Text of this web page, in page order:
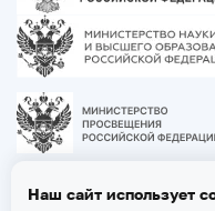
Наш сайт использует